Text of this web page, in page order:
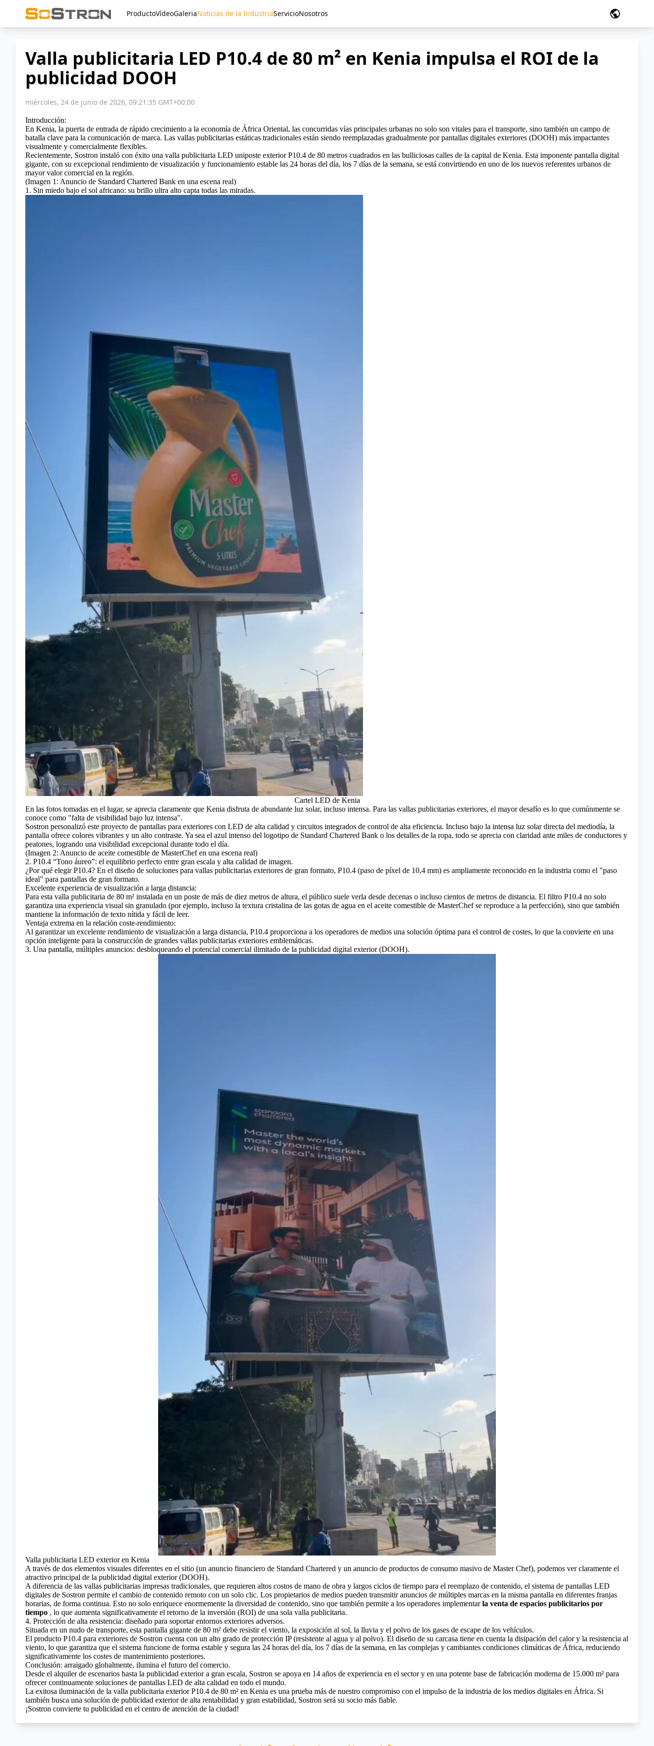
ProductoVídeoGaleriaNoticias de la IndustriaServicioNosotros public
Valla publicitaria LED P10.4 de 80 m² en Kenia impulsa el ROI de la
publicidad DOOH
miércoles, 24 de junio de 2026, 09:21:35 GMT+00:00
Introducción:
En Kenia, la puerta de entrada de rápido crecimiento a la economía de África Oriental, las concurridas vías principales urbanas no solo son vitales para el transporte, sino también un campo de
batalla clave para la comunicación de marca. Las vallas publicitarias estáticas tradicionales están siendo reemplazadas gradualmente por pantallas digitales exteriores (DOOH) más impactantes
visualmente y comercialmente flexibles.
Recientemente, Sostron instaló con éxito una valla publicitaria LED uniposte exterior P10.4 de 80 metros cuadrados en las bulliciosas calles de la capital de Kenia. Esta imponente pantalla digital
gigante, con su excepcional rendimiento de visualización y funcionamiento estable las 24 horas del día, los 7 días de la semana, se está convirtiendo en uno de los nuevos referentes urbanos de
mayor valor comercial en la región.
(Imagen 1: Anuncio de Standard Chartered Bank en una escena real)
1. Sin miedo bajo el sol africano: su brillo ultra alto capta todas las miradas.
Cartel LED de Kenia
En las fotos tomadas en el lugar, se aprecia claramente que Kenia disfruta de abundante luz solar, incluso intensa. Para las vallas publicitarias exteriores, el mayor desafío es lo que comúnmente se
conoce como "falta de visibilidad bajo luz intensa".
Sostron personalizó este proyecto de pantallas para exteriores con LED de alta calidad y circuitos integrados de control de alta eficiencia. Incluso bajo la intensa luz solar directa del mediodía, la
pantalla ofrece colores vibrantes y un alto contraste. Ya sea el azul intenso del logotipo de Standard Chartered Bank o los detalles de la ropa, todo se aprecia con claridad ante miles de conductores y
peatones, logrando una visibilidad excepcional durante todo el día.
(Imagen 2: Anuncio de aceite comestible de MasterChef en una escena real)
2. P10.4 “Tono áureo”: el equilibrio perfecto entre gran escala y alta calidad de imagen.
¿Por qué elegir P10.4? En el diseño de soluciones para vallas publicitarias exteriores de gran formato, P10.4 (paso de píxel de 10,4 mm) es ampliamente reconocido en la industria como el "paso
ideal" para pantallas de gran formato.
Excelente experiencia de visualización a larga distancia:
Para esta valla publicitaria de 80 m² instalada en un poste de más de diez metros de altura, el público suele verla desde decenas o incluso cientos de metros de distancia. El filtro P10.4 no solo
garantiza una experiencia visual sin granulado (por ejemplo, incluso la textura cristalina de las gotas de agua en el aceite comestible de MasterChef se reproduce a la perfección), sino que también
mantiene la información de texto nítida y fácil de leer.
Ventaja extrema en la relación coste-rendimiento:
Al garantizar un excelente rendimiento de visualización a larga distancia, P10.4 proporciona a los operadores de medios una solución óptima para el control de costes, lo que la convierte en una
opción inteligente para la construcción de grandes vallas publicitarias exteriores emblemáticas.
3. Una pantalla, múltiples anuncios: desbloqueando el potencial comercial ilimitado de la publicidad digital exterior (DOOH).
Valla publicitaria LED exterior en Kenia
A través de dos elementos visuales diferentes en el sitio (un anuncio financiero de Standard Chartered y un anuncio de productos de consumo masivo de Master Chef), podemos ver claramente el
atractivo principal de la publicidad digital exterior (DOOH).
A diferencia de las vallas publicitarias impresas tradicionales, que requieren altos costos de mano de obra y largos ciclos de tiempo para el reemplazo de contenido, el sistema de pantallas LED
digitales de Sostron permite el cambio de contenido remoto con un solo clic. Los propietarios de medios pueden transmitir anuncios de múltiples marcas en la misma pantalla en diferentes franjas
horarias, de forma continua. Esto no solo enriquece enormemente la diversidad de contenido, sino que también permite a los operadores implementarla venta de espacios publicitarios por
tiempo , lo que aumenta significativamente el retorno de la inversión (ROI) de una sola valla publicitaria.
4. Protección de alta resistencia: diseñado para soportar entornos exteriores adversos.
Situada en un nudo de transporte, esta pantalla gigante de 80 m² debe resistir el viento, la exposición al sol, la lluvia y el polvo de los gases de escape de los vehículos.
El producto P10.4 para exteriores de Sostron cuenta con un alto grado de protección IP (resistente al agua y al polvo). El diseño de su carcasa tiene en cuenta la disipación del calor y la resistencia al
viento, lo que garantiza que el sistema funcione de forma estable y segura las 24 horas del día, los 7 días de la semana, en las complejas y cambiantes condiciones climáticas de África, reduciendo
significativamente los costes de mantenimiento posteriores.
Conclusión: arraigado globalmente, ilumina el futuro del comercio.
Desde el alquiler de escenarios hasta la publicidad exterior a gran escala, Sostron se apoya en 14 años de experiencia en el sector y en una potente base de fabricación moderna de 15.000 m² para
ofrecer continuamente soluciones de pantallas LED de alta calidad en todo el mundo.
La exitosa iluminación de la valla publicitaria exterior P10.4 de 80 m² en Kenia es una prueba más de nuestro compromiso con el impulso de la industria de los medios digitales en África. Si
también busca una solución de publicidad exterior de alta rentabilidad y gran estabilidad, Sostron será su socio más fiable.
¡Sostron convierte tu publicidad en el centro de atención de la ciudad!